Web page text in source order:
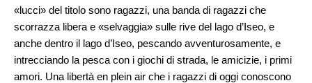
«lucci» del titolo sono ragazzi, una banda di ragazzi che
scorrazza libera e «selvaggia» sulle rive del lago d’Iseo, e
anche dentro il lago d’Iseo, pescando avventurosamente, e
intrecciando la pesca con i giochi di strada, le amicizie, i primi
amori. Una libertà en plein air che i ragazzi di oggi conoscono